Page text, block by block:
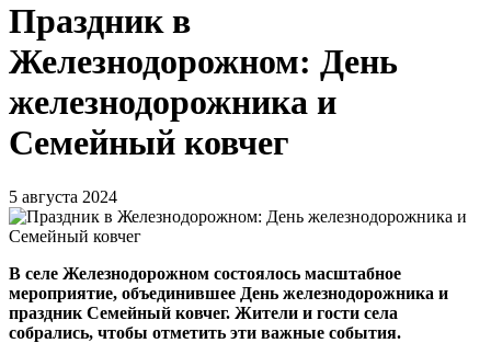
Праздник в
Железнодорожном: День
железнодорожника и
Семейный ковчег
5 августа 2024
В селе Железнодорожном состоялось масштабное
мероприятие, объединившее День железнодорожника и
праздник Семейный ковчег. Жители и гости села
собрались, чтобы отметить эти важные события.